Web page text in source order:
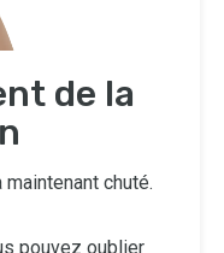
de la
chuté.
pouvez oublier